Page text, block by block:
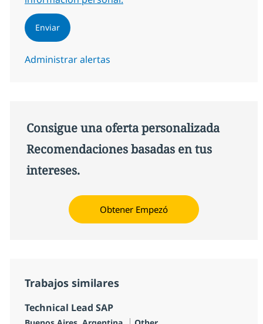
Enviar
Administrar alertas
Consigue una oferta personalizada
Recomendaciones basadas en tus
intereses.
Obtener Empezó
Trabajos similares
Technical Lead SAP